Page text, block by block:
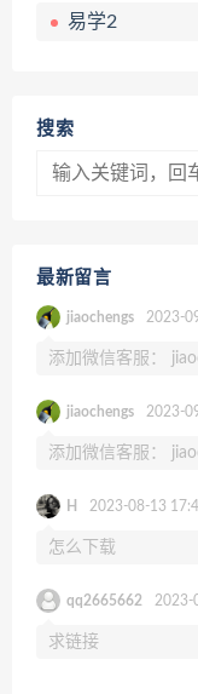
易学2
搜索
最新留言
jiaochengs 2023-
添加微信客服：
jiaochengs 2023-
添加微信客服：
H 2023-08-13
怎么下载
qq2665662 2023-
求链接